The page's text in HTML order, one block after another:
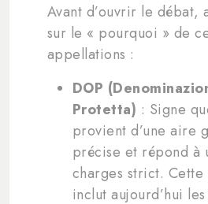
Avant d’ouvrir le débat,
sur le « pourquoi » de
appellations :
DOP
Protetta) : Signe
provient d’une aire
précise et répond à
charges strict.
inclut aujourd’hui